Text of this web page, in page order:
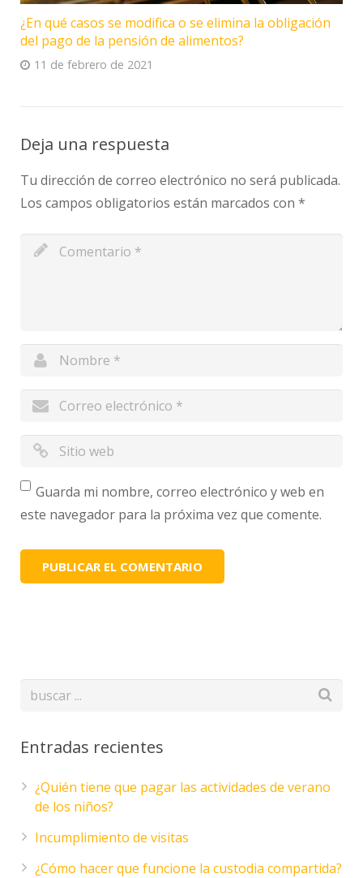
¿En qué casos se modifica o se elimina la obligación
del pago de la pensión de alimentos?
11 de febrero de 2021
Deja una respuesta
Tu dirección de correo electrónico no será publicada.
Los campos obligatorios están marcados con *
Guarda mi nombre, correo electrónico y web en
este navegador para la próxima vez que comente.
Entradas recientes
¿Quién tiene que pagar las actividades de verano
de los niños?
Incumplimiento de visitas
¿Cómo hacer que funcione la custodia compartida?